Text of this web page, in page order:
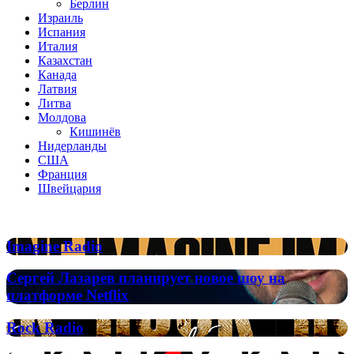
Берлин
Израиль
Испания
Италия
Казахстан
Канада
Латвия
Литва
Молдова
Кишинёв
Нидерланды
США
Франция
Швейцария
Imagine
Radio
Imagine Radio
Сергей
Лазарев
планирует
новое
шоу
Сергей Лазарев планирует новое шоу на
платформе Netflix
Rock
Radio
Rock Radio